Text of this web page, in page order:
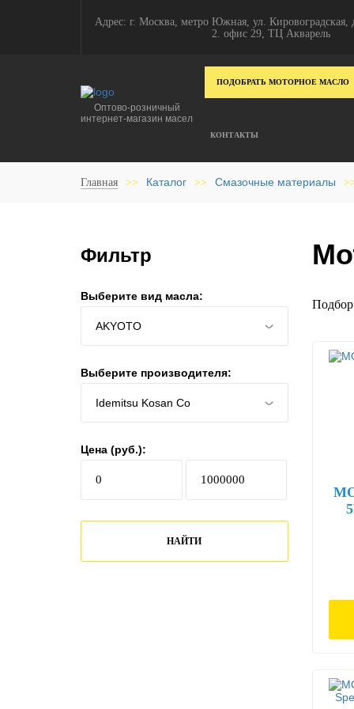
Адрес: г. Москва, метро Южная, ул. Кировоградская,
2. офис 29, ТЦ Акварель
Оптово-розничный
интернет-магазин масел
ПОДОБРАТЬ МОТОРНОЕ МАСЛО
КОНТАКТЫ
Главная >> Каталог >> Смазочные материалы
Фильтр
Выберите вид масла:
Выберите производителя:
Цена (руб.):
НАЙТИ
Подбор